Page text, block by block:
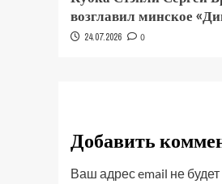
возглавил минское
24.07.2026 0
Добавить
Ваш адрес email не